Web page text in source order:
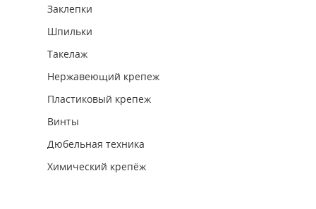
Заклепки
Шпильки
Такелаж
Нержавеющий крепеж
Пластиковый крепеж
Винты
Дюбельная техника
Химический крепёж